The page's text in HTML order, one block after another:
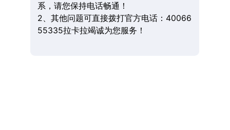
系，请您保持电话畅通！
2、其他问题可直接拨打官方电话：40066
55335拉卡拉竭诚为您服务！